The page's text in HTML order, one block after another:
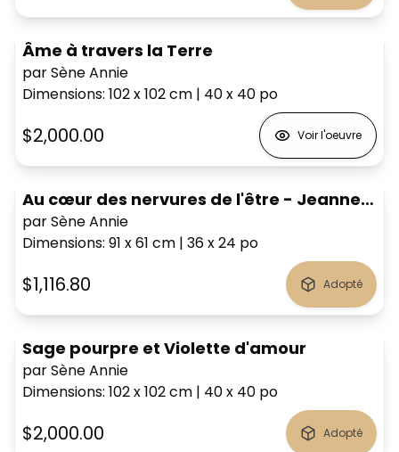
Âme à travers la Terre
par Sène Annie
Dimensions: 102 x 102cm | 40 x 40 po
$2,000.00 Voir l'oeuvre
Au cœur des nervures de l'être - Jeanne Mance
par Sène Annie
Dimensions: 91 x 61 cm | 36 x 24 po
$1,116.80 Adopté
Sage pourpre et Violette d'amour
par Sène Annie
Dimensions: 102 x 102cm | 40 x 40 po
$2,000.00 Adopté